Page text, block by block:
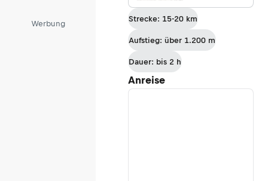
Werbung
Jamtalhütte
Strecke: 15-20 km
Aufstieg: über 1.200 m
Dauer: bis 2 h
Anreise